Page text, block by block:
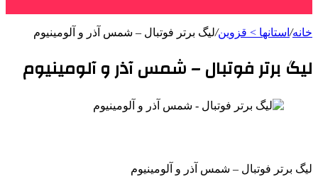
خانه/ استانها > قزوین/لیگ برتر فوتبال – شمس آذر و آلومینیوم
لیگ برتر فوتبال – شمس آذر و آلومینیوم
لیگ برتر فوتبال – شمس آذر و آلومینیوم